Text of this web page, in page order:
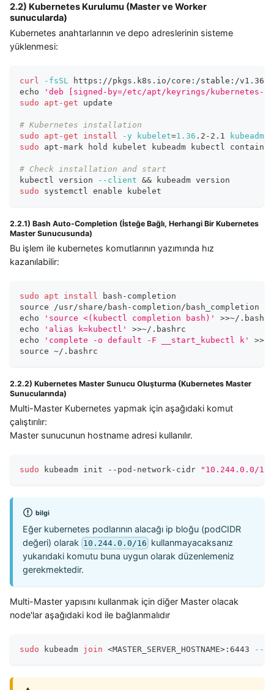
2.2) Kubernetes Kurulumu (Master ve Worker
sunucularda)
Kubernetes anahtarlarının ve depo adreslerinin sisteme
yüklenmesi:
curl -fsSL https://pkgs.k8s.io/core:/stable:/v1.36/
echo
'deb [signed-by=/etc/apt/keyrings/
sudo
apt-get update
# Kubernetes installation
sudo
apt-get install -y kubelet=1.36 .2-2.1 kubeadm
sudo apt-mark hold kubelet kubeadm kubectl
# Check installation and start
kubectl version
--client && kubeadm version
sudo systemctl enable kubelet
2.2.1) Bash Auto-Completion (İsteğe Bağlı, Herhangi Bir Kubernetes
Master Sunucusunda)
Bu işlem ile kubernetes komutlarının yazımında hız
kazanılabilir:
sudo apt install
bash-completion
source /usr/share/bash-completion/bash_completion
echo
'source <(kubectl completion bash)' >>~/.bashrc
echo
'alias k=kubectl' >>~/.bashrc
echo
'complete -o default -F __start_kubectl k' >>
source ~/.bashrc
2.2.2) Kubernetes Master Sunucu Oluşturma (Kubernetes Master
Sunucularında)
Multi-Master Kubernetes yapmak için aşağıdaki komut
çalıştırılır:
Master sunucunun hostname adresi kullanılır.
sudo kubeadm init --pod-network-cidr "10.244.0.0/16"
bilgi
Eğer kubernetes podlarının alacağı ip bloğu (podCIDR
değeri) olarak 10.244.0.0/16 kullanmayacaksanız
yukarıdaki komutu buna uygun olarak düzenlemeniz
gerekmektedir.
Multi-Master yapısını kullanmak için diğer Master olacak
node'lar aşağıdaki kod ile bağlanmalıdır
sudo kubeadm join <MASTER_SERVER_HOSTNAME> :6443 --